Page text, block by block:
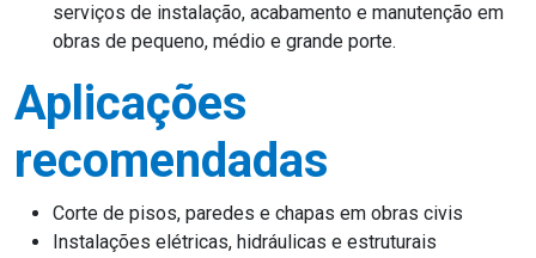
serviços de instalação, acabamento e manutenção em
obras de pequeno, médio e grande porte.
Aplicações
recomendadas
Corte de pisos, paredes e chapas em obras civis
Instalações elétricas, hidráulicas e estruturais